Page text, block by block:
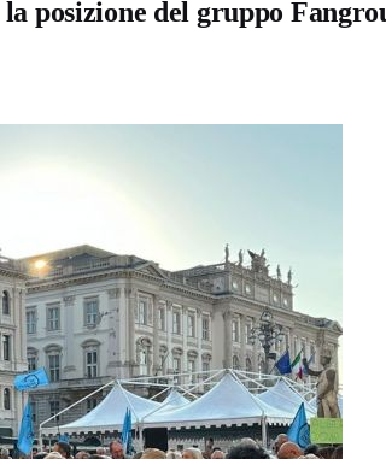
posizione del gruppo